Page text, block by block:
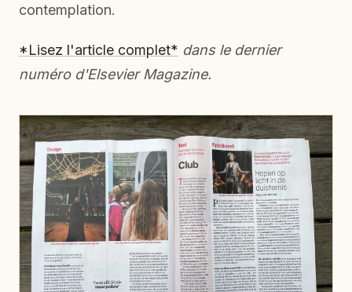
contemplation.
*Lisez l'article complet* dans le dernier
numéro d'Elsevier Magazine.